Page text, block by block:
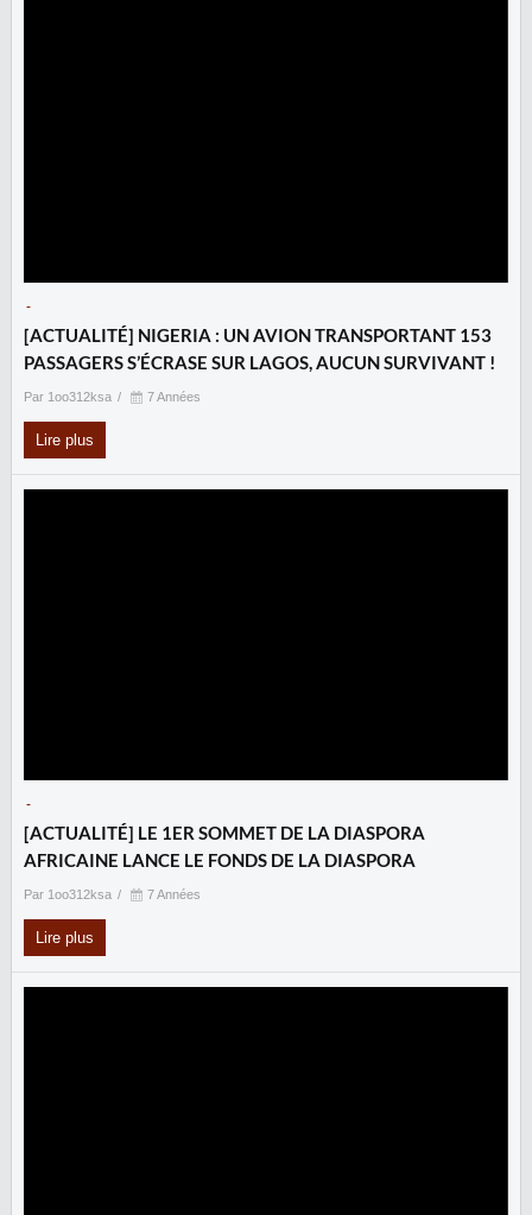
-
[ACTUALITÉ] NIGERIA : UN AVION TRANSPORTANT 153
PASSAGERS S’ÉCRASE SUR LAGOS, AUCUN SURVIVANT !
Par 1oo312ksa 7 Années
Lire plus
-
[ACTUALITÉ] LE 1ER SOMMET DE LA DIASPORA
AFRICAINE LANCE LE FONDS DE LA DIASPORA
Par 1oo312ksa 7 Années
Lire plus